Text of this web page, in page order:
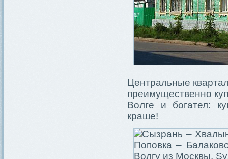
Центральные
преимущественно
Волге и богател:
краше!